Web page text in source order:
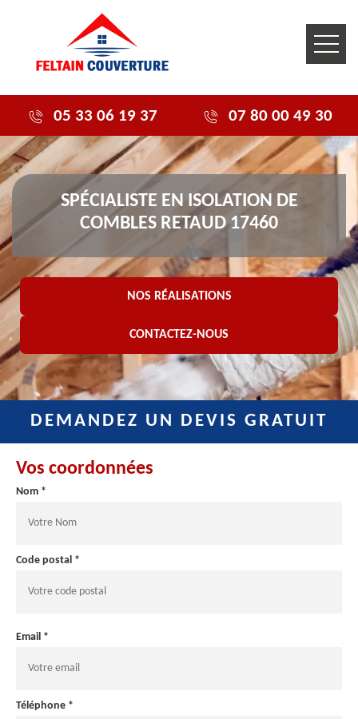
05 33 06 19 37 07 80 00 49 30
SPÉCIALISTE EN ISOLATION DE
COMBLES RETAUD 17460
NOS RÉALISATIONS
CONTACTEZ-NOUS
DEMANDEZ UN DEVIS GRATUIT
Vos coordonnées
Nom *
Code postal *
Email *
Téléphone *